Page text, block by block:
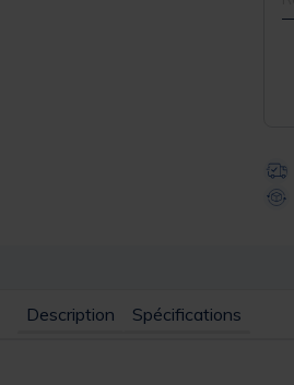
Description Spécifications